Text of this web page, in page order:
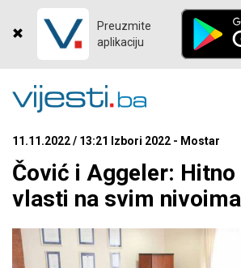
Preuzmite
aplikaciju
11.11.2022 / 13:21 Izbori 2022 - Mostar
Čović i Aggeler:
vlasti na svim nivoima